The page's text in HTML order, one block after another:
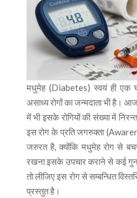
मधुमेह (Diabetes) स्वयं ही एक
असाध्य रोगों का जन्मदाता भी है।
में भी इसके रोगियों की संख्या में
इस रोग के प्रति जगरुक्ता
जरुरत है, क्योंकि मधुमेह रोग से
रखना इसके उपचार कराने से कई
तो लीजिए इस रोग से सम्बन्धित
प्रस्तुत है।